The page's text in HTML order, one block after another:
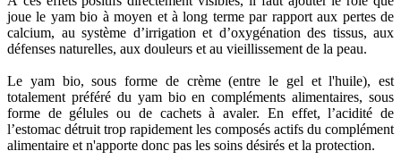
joue le yam bio à moyen et à long terme par rapport aux pertes de
calcium, au système d’irrigation et d’oxygénation des tissus, aux
défenses naturelles, aux douleurs et au vieillissement de la peau.
Le yam bio, sous forme de crème (entre le gel et l'huile), est
totalement préféré du yam bio en compléments alimentaires, sous
forme de gélules ou de cachets à avaler. En effet, l’acidité de
l’estomac détruit trop rapidement les composés actifs du complément
alimentaire et n'apporte donc pas les soins désirés et la protection.